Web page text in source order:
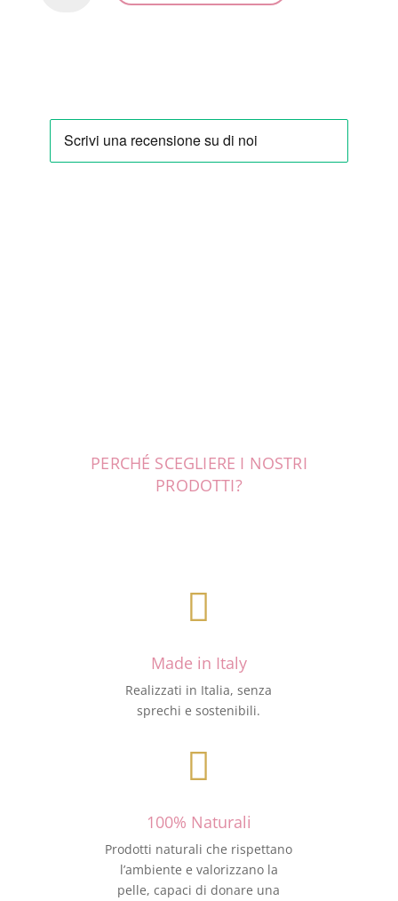
PERCHÉ SCEGLIERE I NOSTRI
PRODOTTI?

Made in Italy
Realizzati in Italia, senza
sprechi e sostenibili.

100% Naturali
Prodotti naturali che rispettano
l’ambiente e valorizzano la
pelle, capaci di donare una